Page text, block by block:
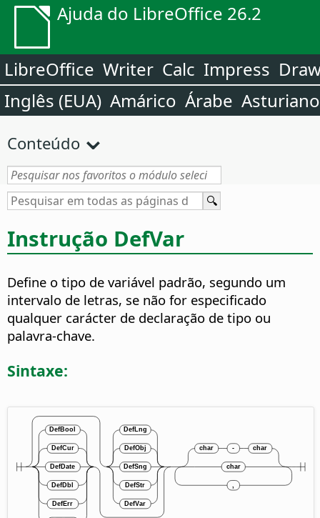
Ajuda do LibreOffice 26.2
LibreOffice Writer Calc Impress
Inglês (EUA) Amárico Árabe Asturiano
Conteúdo
Instrução DefVar
Define o tipo de variável padrão, segundo um
intervalo de letras, se não for especificado
qualquer carácter de declaração de tipo ou
palavra-chave.
Sintaxe: